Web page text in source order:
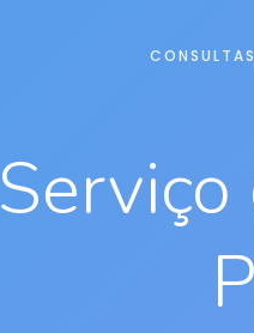
CONSULTAS